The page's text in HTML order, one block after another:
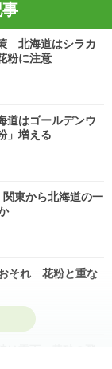
北海道はシラカ
粉に注意
はゴールデンウ
」増える
東から北海道の一
それ 花粉と重な